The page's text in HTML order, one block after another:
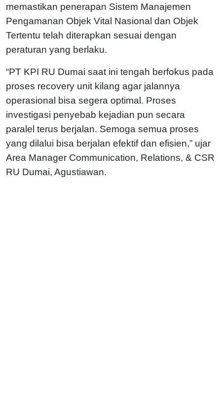
memastikan penerapan Sistem Manajemen
Pengamanan Objek Vital Nasional dan Objek
Tertentu telah diterapkan sesuai dengan
peraturan yang berlaku.
“PT KPI RU Dumai saat ini tengah berfokus pada
proses recovery unit kilang agar jalannya
operasional bisa segera optimal. Proses
investigasi penyebab kejadian pun secara
paralel terus berjalan. Semoga semua proses
yang dilalui bisa berjalan efektif dan efisien,” ujar
Area Manager Communication, Relations, & CSR
RU Dumai, Agustiawan.